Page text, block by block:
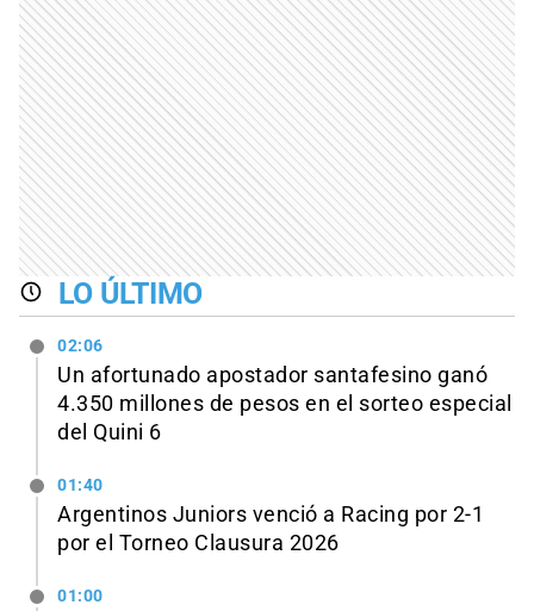
LO ÚLTIMO
02:06
Un afortunado apostador santafesino ganó
4.350 millones de pesos en el sorteo especial
del Quini 6
01:40
Argentinos Juniors venció a Racing por 2-1
por el Torneo Clausura 2026
01:00